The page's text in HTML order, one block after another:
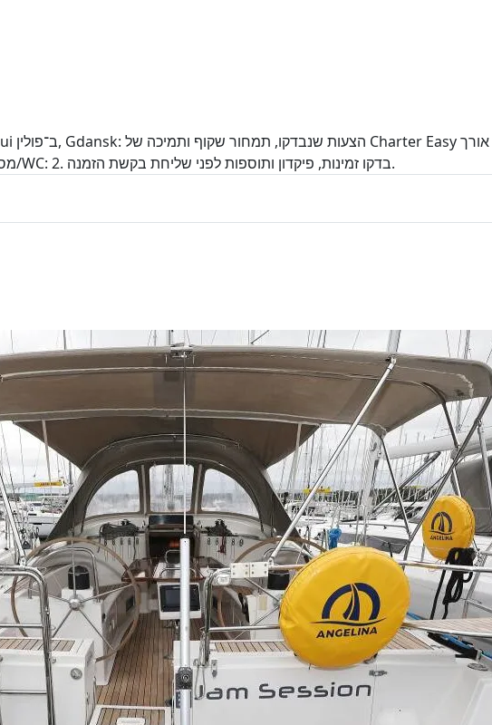
45.4 ft, מספר קבינות: 4, חדרי רחצה/WC: 2. בדקו זמינות, פיקדון ותוספות לפני שליחת בקשת הזמנה.